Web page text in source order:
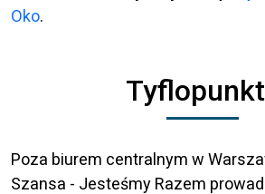
Oko.
Poza biurem centralnym w
Szansa - Jesteśmy Razem